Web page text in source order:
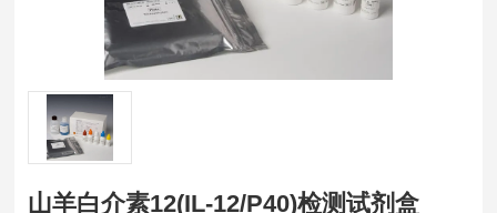
山羊白介素12(IL-12/P40)检测试剂盒